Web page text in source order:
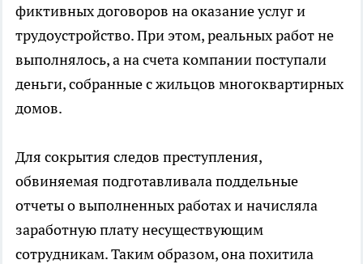
фиктивных договоров на оказание услуг и
трудоустройство. При этом, реальных работ не
выполнялось, а на счета компании поступали
деньги, собранные с жильцов многоквартирных
домов.
Для сокрытия следов преступления,
обвиняемая подготавливала поддельные
отчеты о выполненных работах и начисляла
заработную плату несуществующим
сотрудникам. Таким образом, она похитила